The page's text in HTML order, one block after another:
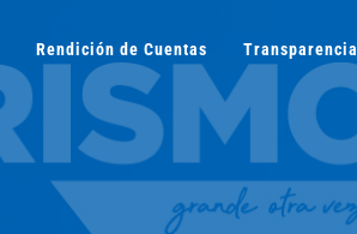
Rendición de Cuentas Transparencia